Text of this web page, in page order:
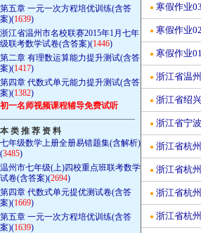
第五章 一元一次方程培优训练(含答
案)(1639)
浙江省温州市名校联赛2015年1月七年
级联考数学试卷(含答案)(1446)
第二章 有理数运算能力提升测试(含答
案)(1417)
第四章 代数式单元能力提升测试(含答
案)(1382)
初一名师视频课程辅导免费试听
————————————————
本 类 推 荐 资 料
七年级数学上册全册易错题集(含解析)
(3485)
温州市七年级(上)四校重点班联考数学
试卷(含答案)(2694)
第四章 代数式单元提优测试卷(含答
案)(1669)
第五章 一元一次方程培优训练(含答
案)(1639)
● 寒假作业
● 寒假作业
● 寒假作业
● 浙江省温
● 浙江省绍
● 浙江省宁
● 浙江省杭
● 浙江省杭
● 浙江省杭
● 浙江省杭